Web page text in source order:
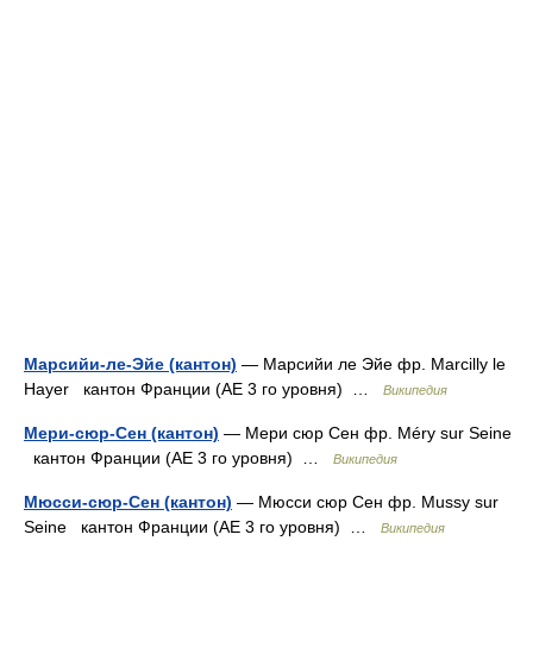
Марсийи-ле-Эйе (кантон) — Марсийи ле Эйе фр. Marcilly le
Hayer кантон Франции (АЕ 3 го уровня) …
Википедия
Мери-сюр-Сен (кантон) — Мери сюр Сен фр. Méry sur Seine
кантон Франции (АЕ 3 го уровня) …
Википедия
Мюсси-сюр-Сен (кантон) — Мюсси сюр Сен фр. Mussy sur
Seine кантон Франции (АЕ 3 го уровня) …
Википедия